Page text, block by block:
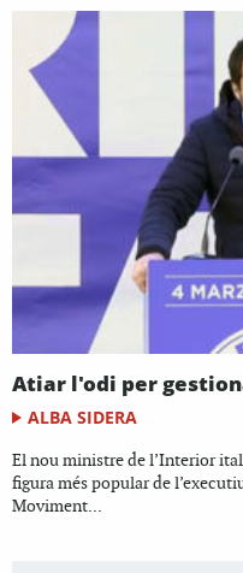
Atiar l'odi per
ALBA SIDERA
El nou ministre de l’Interior
figura més popular de
Moviment...